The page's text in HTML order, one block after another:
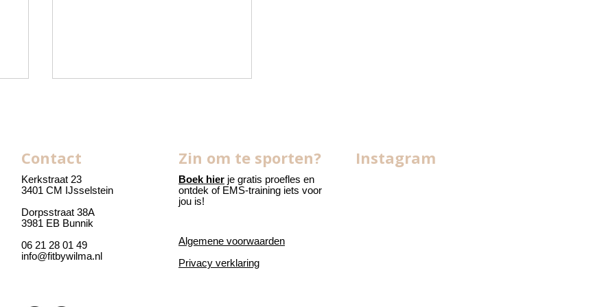
Je eerste les Reformer
Pilates bij Fit by Wilma
Contact
Kerkstraat 23
3401 CM IJsselstein
Dorpsstraat 38A
3981 EB Bunnik
06 21 28 01 49
info@fitbywilma.nl
Zin om te sporten?
Boek hier je gratis proefles en
ontdek of EMS-training iets voor
jou is!
Algemene voorwaarden
Privacy verklaring
Instagram